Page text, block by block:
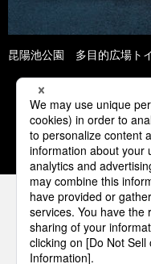
昆陽池公園 多目的広場ト
1 2
パナソニック